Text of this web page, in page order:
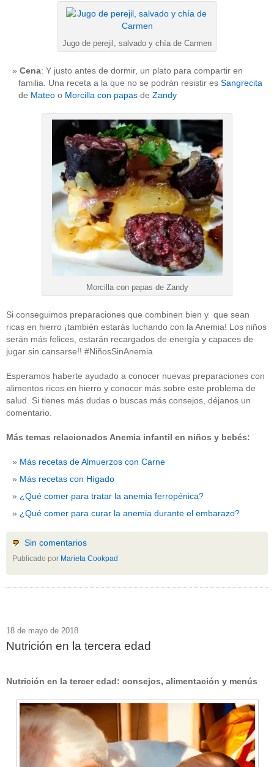
Jugo de perejil, salvado y chía de Carmen
Cena: Y justo antes de dormir, un plato para compartir en
familia. Una receta a la que no se podrán resistir es Sangrecita
de Mateo o Morcilla con papas de Zandy
Morcilla con papas de Zandy
Si conseguimos preparaciones que combinen bien y que sean
ricas en hierro ¡también estarás luchando con la Anemia! Los niños
serán más felices, estarán recargados de energía y capaces de
jugar sin cansarse!! #NiñosSinAnemia
Esperamos haberte ayudado a conocer nuevas preparaciones con
alimentos ricos en hierro y conocer más sobre este problema de
salud. Si tienes más dudas o buscas más consejos, déjanos un
comentario.
Más temas relacionados Anemia infantil en niños y bebés:
Más recetas de Almuerzos con Carne
Más recetas con Hígado
¿Qué comer para tratar la anemia ferropénica?
¿Qué comer para curar la anemia durante el embarazo?
Sin comentarios
Publicado por Marieta Cookpad
18 de mayo de 2018
Nutrición en la tercera edad
Nutrición en la tercer edad: consejos, alimentación y menús